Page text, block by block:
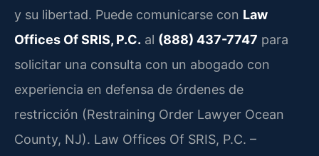
y su libertad. Puede comunicarse con Law
Offices Of SRIS, P.C. al (888) 437-7747 para
solicitar una consulta con un abogado con
experiencia en defensa de órdenes de
restricción (Restraining Order Lawyer Ocean
County, NJ). Law Offices Of SRIS, P.C. –